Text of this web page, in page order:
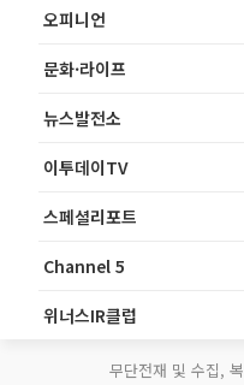
오피니언
문화·라이프
뉴스발전소
이투데이TV
스페셜리포트
Channel 5
위너스IR클럽
무단전재 및 수집,